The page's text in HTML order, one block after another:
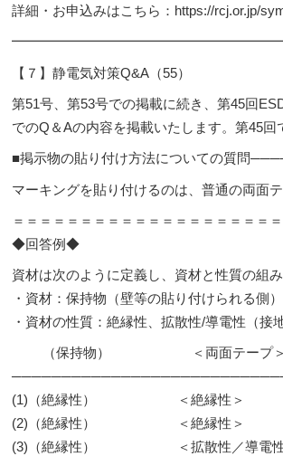
詳細・お申込みはこちら：https://rcj.or.jp/
【７】静電気対策Q&A（55）
第51号、第53号での掲載に続き、第45回
でのQ＆Aの内容を掲載いたします。第45
■掲示物の貼り付け方法についての質
マーキングを貼り付けるのは、普通の両面
＝＝＝＝＝＝＝＝＝＝＝＝＝＝＝＝＝＝＝
◆回答例◆
資材は次のように定義し、資材と性質の組
・資材：保持物（壁等の貼り付けられる側
・資材の性質：絶縁性、拡散性/導電性（接
（保持物） ＜両面テープ
(1)（絶縁性） ＜絶縁性＞
(2)（絶縁性） ＜絶縁性＞
(3)（絶縁性） ＜拡散性／導電